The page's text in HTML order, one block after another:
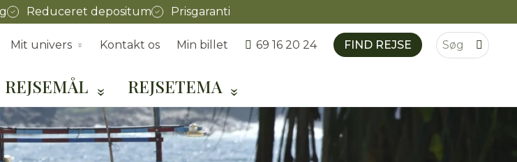
Reduceret depositum Prisgaranti
Mit univers Kontakt os Min billet 69 16 20 24 FIND REJSE
REJSEMÅL REJSETEMA